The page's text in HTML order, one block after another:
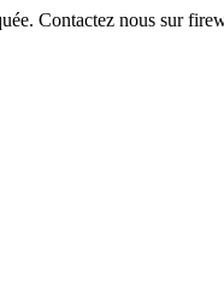
Contactez nous sur